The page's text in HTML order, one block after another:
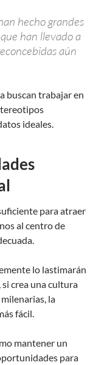
hecho grandes
han llevado a
aún
buscan trabajar en
ideales.
para atraer
al centro de
lo lastimarán
crea una cultura
la
fácil.
mantener un
para